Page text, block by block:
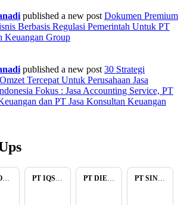
published a new post Dokumen Premium
Berbasis Regulasi Pemerintah Untuk PT
Keuangan Group
published a new post 30 Strategi
Tercepat Untuk Perusahaan Jasa
Fokus : Jasa Accounting Service, PT
dan PT Jasa Konsultan Keuangan